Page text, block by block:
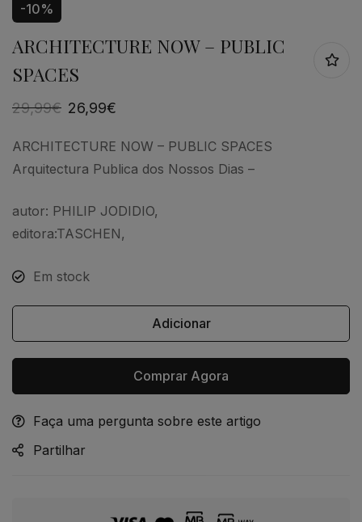
-10%
ARCHITECTURE NOW – PUBLIC
SPACES
29,99€ 26,99€
ARCHITECTURE NOW – PUBLIC SPACES
Arquitectura Publica dos Nossos Dias –
autor: PHILIP JODIDIO,
editora:TASCHEN,
Em stock
Adicionar
Comprar Agora
Alternative:
Faça uma pergunta sobre este artigo
Partilhar